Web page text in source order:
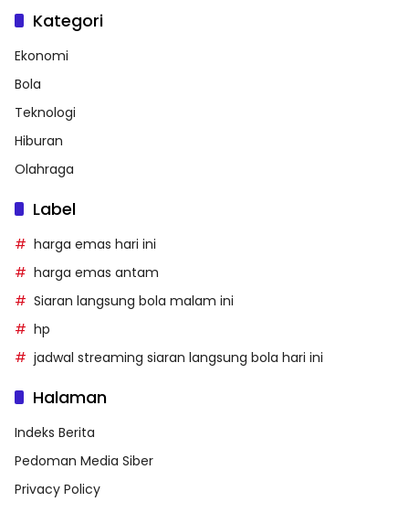
Kategori
Ekonomi
Bola
Teknologi
Hiburan
Olahraga
Label
harga emas hari ini
harga emas antam
Siaran langsung bola malam ini
hp
jadwal streaming siaran langsung bola hari ini
Halaman
Indeks Berita
Pedoman Media Siber
Privacy Policy